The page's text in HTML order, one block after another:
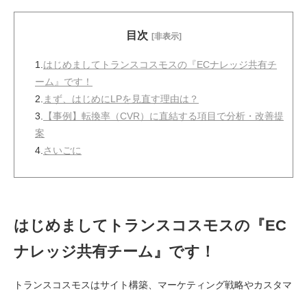
目次 [非表示]
1. はじめましてトランスコスモスの『ECナレッジ共有チ
ーム』です！
2. まず、はじめにLPを見直す理由は？
3.
【事例】転換率（CVR）に直結する項目で分析・改善提
案
4. さいごに
はじめましてトランスコスモスの『EC
ナレッジ共有チーム』です！
トランスコスモスはサイト構築、マーケティング戦略やカスタマ